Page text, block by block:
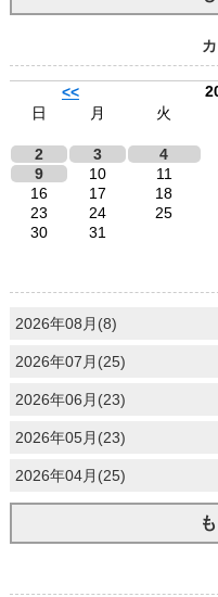
<<
日
月 火
2
3 4
9
10 11
16
17 18
23
24 25
30
31
2026年08月(8)
2026年07月(25)
2026年06月(23)
2026年05月(23)
2026年04月(25)